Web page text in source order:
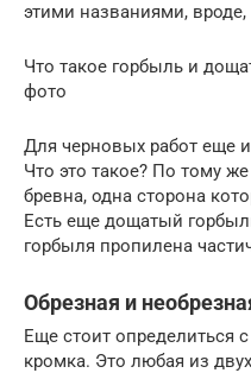
этими названиями, вроде,
Что такое горбыль и
фото
Для черновых работ еще
Что это такое? По тому же
бревна, одна сторона
Есть еще дощатый
горбыля пропилена
Обрезная и
Еще стоит определиться
кромка. Это любая из